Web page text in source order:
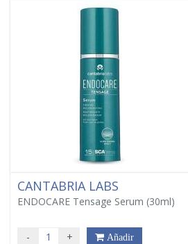
CANTABRIA LABS
ENDOCARE Tensage Serum (30ml)
- + Añadir